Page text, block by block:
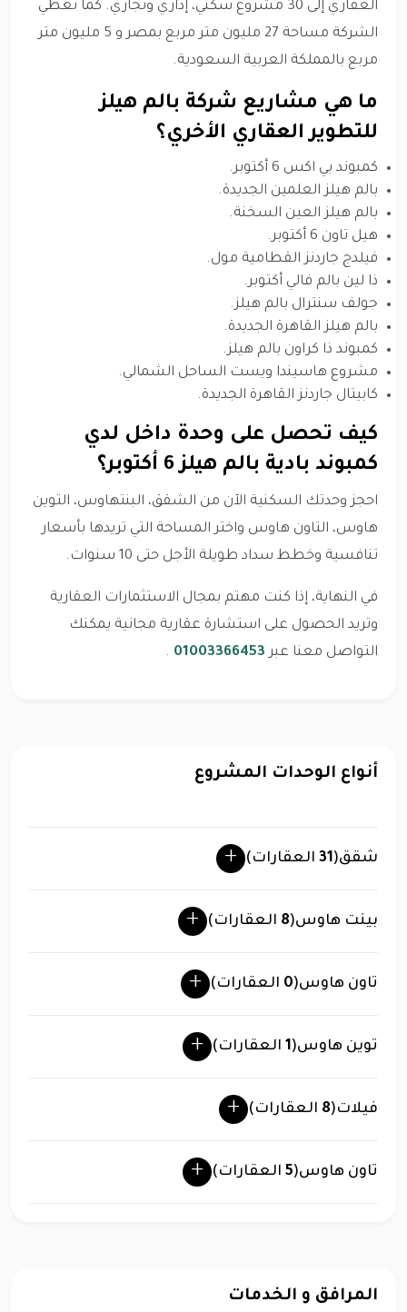
العقاري إلى 30 مشروع سكني، إداري وتجاري. كما تغطي
الشركة مساحة 27 مليون متر مربع بمصر و 5 مليون متر
مربع بالمملكة العربية السعودية.
ما هي مشاريع شركة بالم هيلز
للتطوير العقاري الأخري؟
كمبوند بي اكس 6 أكتوبر.
بالم هيلز العلمين الجديدة.
بالم هيلز العين السخنة.
هيل تاون 6 أكتوبر.
فيلدج جاردنز القطامية مول.
ذا لين بالم فالي أكتوبر.
جولف سنترال بالم هيلز.
بالم هيلز القاهرة الجديدة.
كمبوند ذا كراون بالم هيلز.
مشروع هاسيندا ويست الساحل الشمالي.
كابيتال جاردنز القاهرة الجديدة.
كيف تحصل على وحدة داخل لدي
كمبوند بادية بالم هيلز 6 أكتوبر؟
احجز وحدتك السكنية الآن من الشقق، البنتهاوس، التوين
هاوس، التاون هاوس واختر المساحة التي تريدها بأسعار
تنافسية وخطط سداد طويلة الأجل حتى 10 سنوات.
في النهاية، إذا كنت مهتم بمجال الاستثمارات العقارية
وتريد الحصول على استشارة عقارية مجانية يمكنك
التواصل معنا عبر 01003366453
.
أنواع الوحدات المشروع
شقق(
31
بينت هاوس(
8
تاون هاوس(
0
توين هاوس(
1
فيلات(
8
تاون هاوس(
5
المرافق و الخدمات